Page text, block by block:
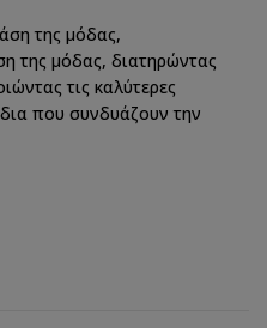
της μόδας,
της μόδας, διατηρώντας
τις καλύτερες
που συνδυάζουν την